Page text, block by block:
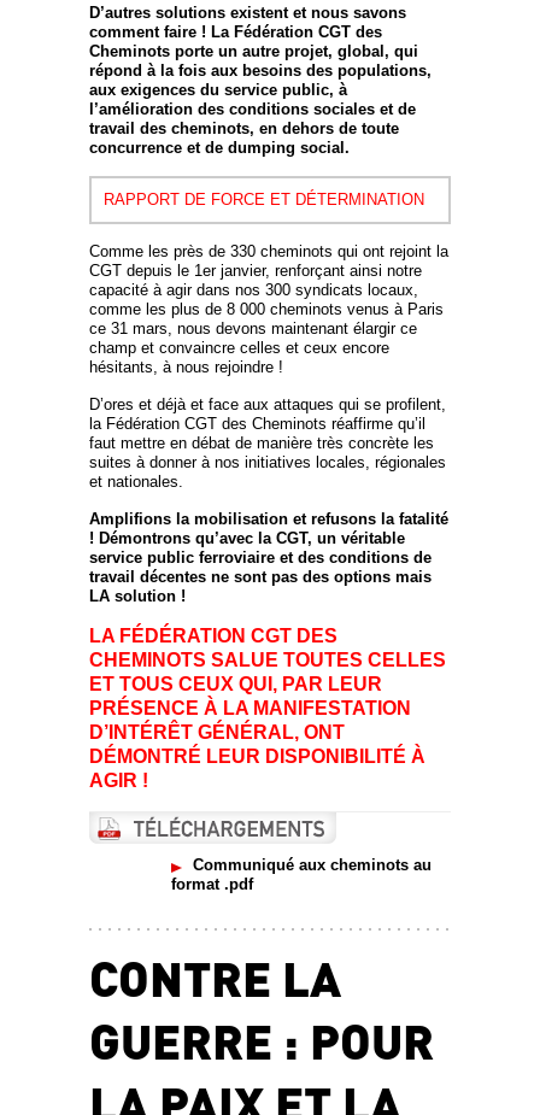
D’autres solutions existent et nous savons
comment faire ! La Fédération CGT des
Cheminots porte un autre projet, global, qui
répond à la fois aux besoins des populations,
aux exigences du service public, à
l’amélioration des conditions sociales et de
travail des cheminots, en dehors de toute
concurrence et de dumping social.
RAPPORT DE FORCE ET DÉTERMINATION
Comme les près de 330 cheminots qui ont rejoint la
CGT depuis le 1er janvier, renforçant ainsi notre
capacité à agir dans nos 300 syndicats locaux,
comme les plus de 8 000 cheminots venus à Paris
ce 31 mars, nous devons maintenant élargir ce
champ et convaincre celles et ceux encore
hésitants, à nous rejoindre !
D’ores et déjà et face aux attaques qui se profilent,
la Fédération CGT des Cheminots réaffirme qu’il
faut mettre en débat de manière très concrète les
suites à donner à nos initiatives locales, régionales
et nationales.
Amplifions la mobilisation et refusons la fatalité
! Démontrons qu’avec la CGT, un véritable
service public ferroviaire et des conditions de
travail décentes ne sont pas des options mais
LA solution !
LA FÉDÉRATION CGT DES
CHEMINOTS SALUE TOUTES CELLES
ET TOUS CEUX QUI, PAR LEUR
PRÉSENCE À LA MANIFESTATION
D’INTÉRÊT GÉNÉRAL, ONT
DÉMONTRÉ LEUR DISPONIBILITÉ À
AGIR !
Communiqué aux cheminots au
format .pdf
CONTRE LA
GUERRE : POUR
LA PAIX ET LA